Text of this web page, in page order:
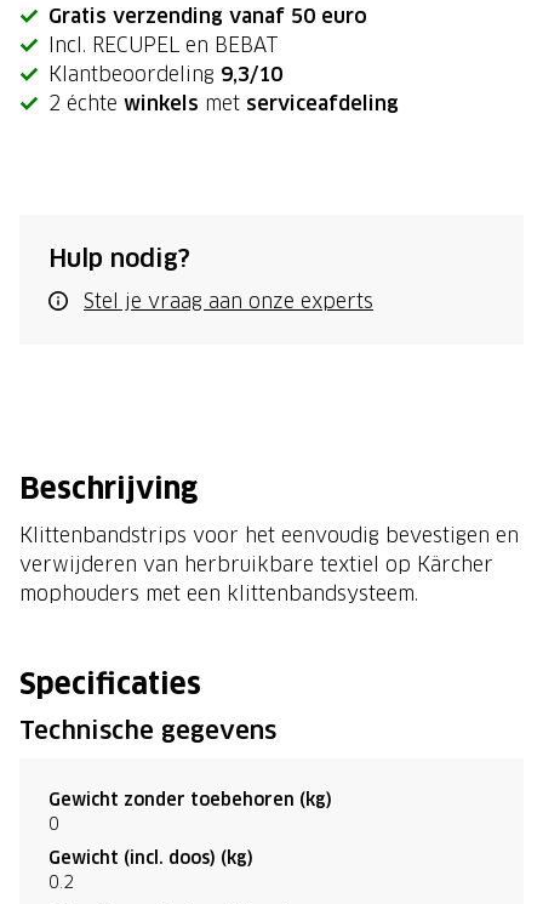
Gratis verzending vanaf 50 euro
Incl. RECUPEL en BEBAT
Klantbeoordeling 9,3/10
2 échte winkels met serviceafdeling
Hulp nodig?
Stel je vraag aan onze experts
Beschrijving
Klittenbandstrips voor het eenvoudig bevestigen en
verwijderen van herbruikbare textiel op Kärcher
mophouders met een klittenbandsysteem.
Specificaties
Technische gegevens
Gewicht zonder toebehoren (kg)
0
Gewicht (incl. doos) (kg)
0.2